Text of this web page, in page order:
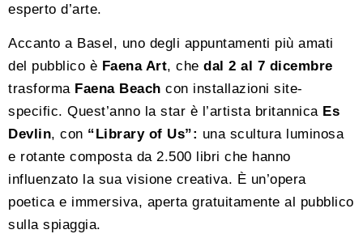
esperto d’arte.
Accanto a Basel, uno degli appuntamenti più amati
del pubblico è Faena Art, che dal 2 al 7 dicembre
trasformaFaena Beach con installazioni site-
specific. Quest’anno la star è l’artista britannica Es
Devlin, con “Library of Us”: una scultura luminosa
e rotante composta da 2.500 libri che hanno
influenzato la sua visione creativa. È un’opera
poetica e immersiva, aperta gratuitamente al pubblico
sulla spiaggia.